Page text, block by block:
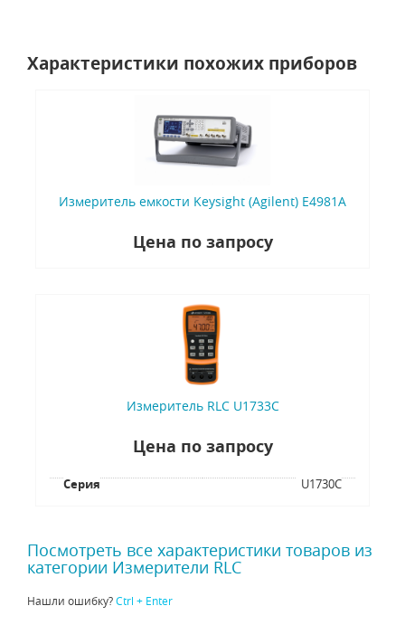
Характеристики похожих приборов
Измеритель емкости Keysight (Agilent) E4981A
Цена по запросу
Измеритель RLC U1733C
Цена по запросу
Серия U1730C
Посмотреть все характеристики товаров из
категории Измерители RLC
Нашли ошибку?Ctrl + Enter